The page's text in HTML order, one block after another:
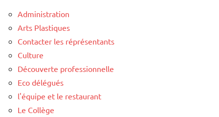
Administration
Arts Plastiques
Contacter les réprésentants
Culture
Découverte professionnelle
Eco délégués
l'équipe et le restaurant
Le Collège